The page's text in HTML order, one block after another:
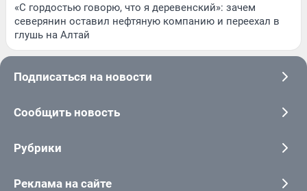
«С гордостью говорю, что я деревенский»: зачем
северянин оставил нефтяную компанию и переехал в
глушь на Алтай
Подписаться на новости
Сообщить новость
Рубрики
Реклама на сайте